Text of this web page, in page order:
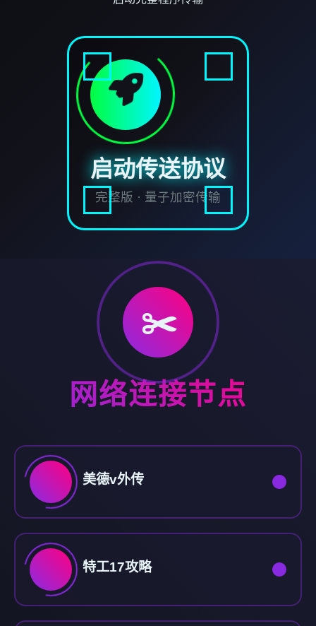
启动传送协议
完整版 · 量子加密传输
✂️
网络连接节点
美德v外传
特工17攻略